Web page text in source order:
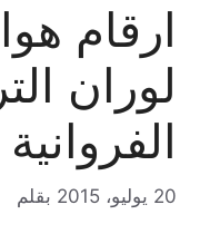
ارقام
لوران
الفروانية
20 يوليو، 2015 بقلم